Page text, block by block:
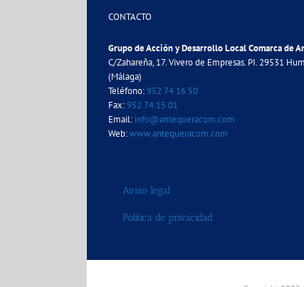
CONTACTO
Grupo de Acción y Desarrollo Local Comarca de
C/Zahareña, 17. Vivero de Empresas. PI. 29531
(Málaga)
Teléfono:952 74 16 50
Fax:952 74 15 01
Email: info@antequeracom.com
Web:www.antequeracom.com
Aviso legal
Política de privacidad